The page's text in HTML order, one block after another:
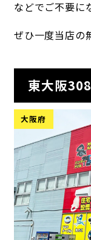
などでご不要に
ぜひ一度当店の
東大阪
大阪府